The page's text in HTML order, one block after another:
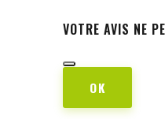
VOTRE AVIS NE
OK